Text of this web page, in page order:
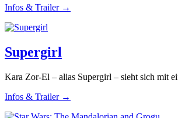
Infos & Trailer →
Supergirl
Kara Zor-El – alias Supergirl – sieht sich mit
Infos & Trailer →